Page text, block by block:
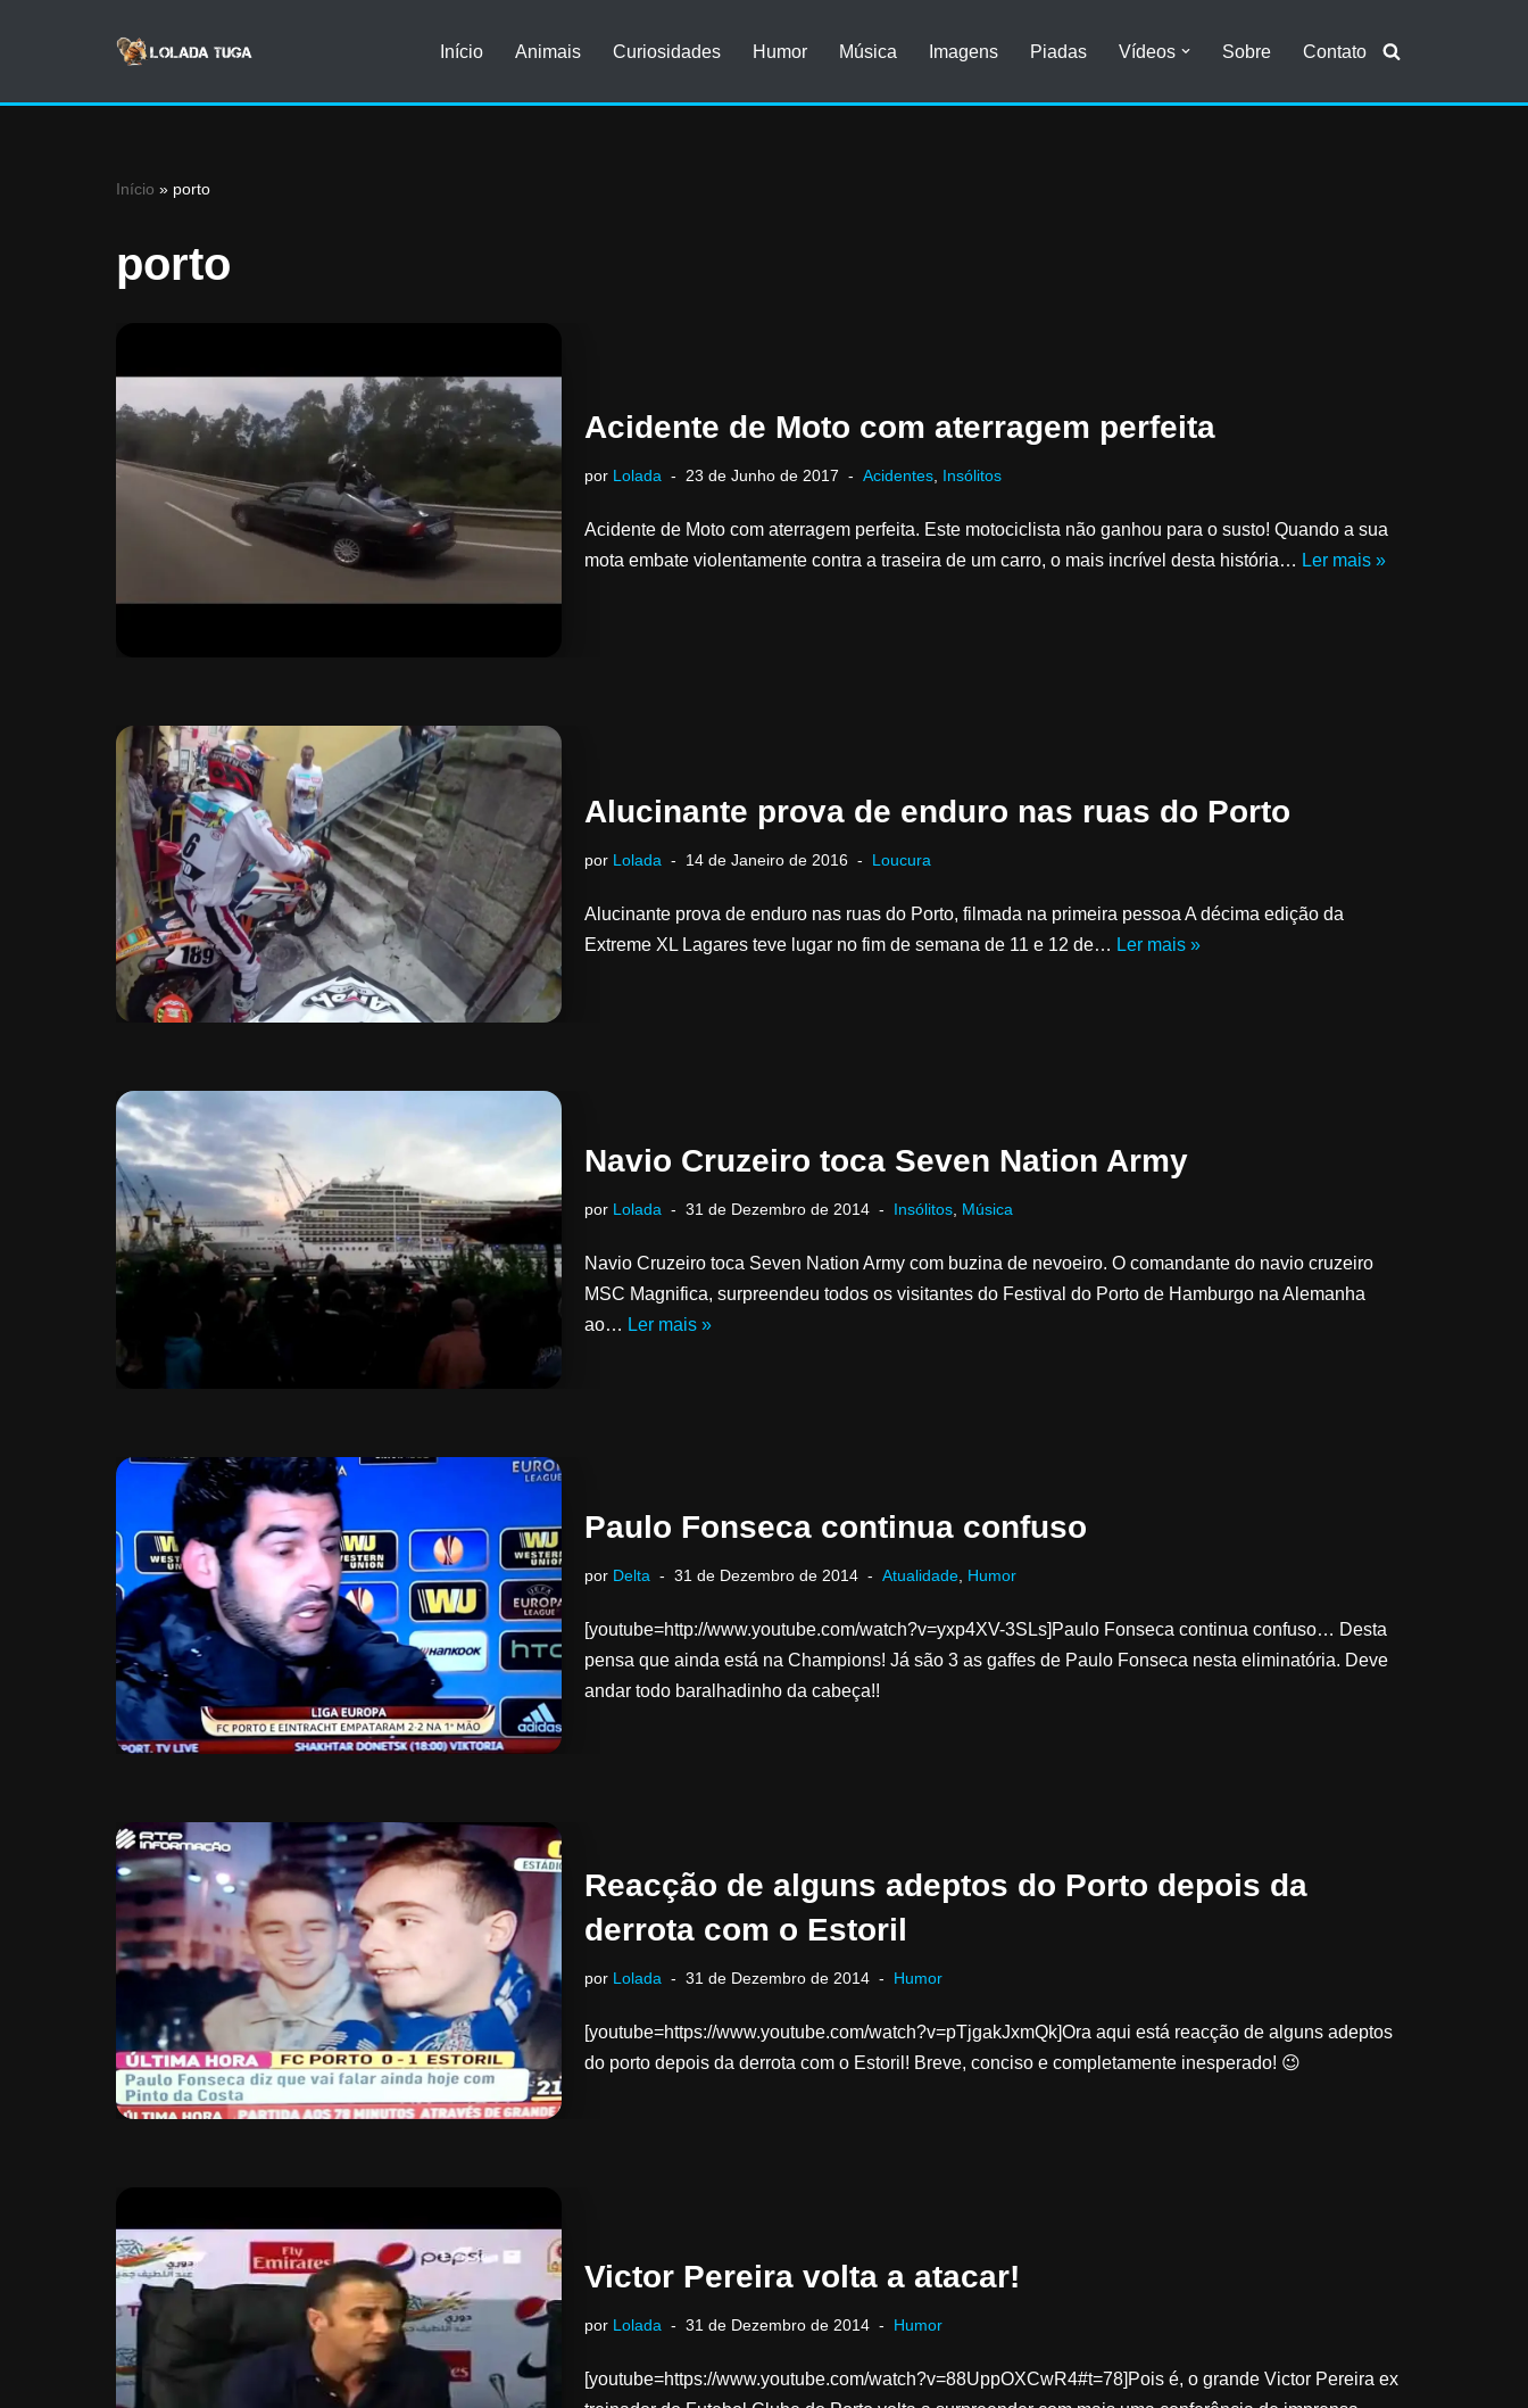
Início Animais Curiosidades Humor Música Imagens Piadas Vídeos Sobre Contato
Início » porto
porto
Acidente de Moto com aterragem perfeita
por Lolada 23 de Junho de 2017 Acidentes Insólitos
Acidente de Moto com aterragem perfeita. Este motociclista não ganhou para o susto! Quando a sua
mota embate violentamente contra a traseira de um carro, o mais incrível desta história… Ler mais »
Alucinante prova de enduro nas ruas do Porto
por Lolada 14 de Janeiro de 2016 Loucura
Alucinante prova de enduro nas ruas do Porto, filmada na primeira pessoa A décima edição da
Extreme XL Lagares teve lugar no fim de semana de 11 e 12 de… Ler mais »
Navio Cruzeiro toca Seven Nation Army
por Lolada 31 de Dezembro de 2014 Insólitos, Música
Navio Cruzeiro toca Seven Nation Army com buzina de nevoeiro. O comandante do navio cruzeiro
MSC Magnifica, surpreendeu todos os visitantes do Festival do Porto de Hamburgo na Alemanha
ao… Ler mais »
Paulo Fonseca continua confuso
por Delta 31 de Dezembro de 2014 Atualidade Humor
[youtube=http://www.youtube.com/watch?v=yxp4XV-3SLs]Paulo Fonseca continua confuso… Desta
pensa que ainda está na Champions! Já são 3 as gaffes de Paulo Fonseca nesta eliminatória. Deve
andar todo baralhadinho da cabeça!!
Reacção de alguns adeptos do Porto depois da
derrota com o Estoril
por Lolada 31 de Dezembro de 2014 Humor
[youtube=https://www.youtube.com/watch?v=pTjgakJxmQk]Ora aqui está reacção de alguns adeptos
do porto depois da derrota com o Estoril! Breve, conciso e completamente inesperado! 😉
Victor Pereira volta a atacar!
por Lolada 31 de Dezembro de 2014 Humor
[youtube=https://www.youtube.com/watch?v=88UppOXCwR4#t=78]Pois é, o grande Victor Pereira ex